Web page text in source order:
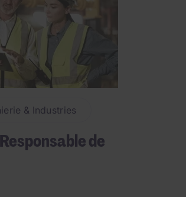
& Industries
de